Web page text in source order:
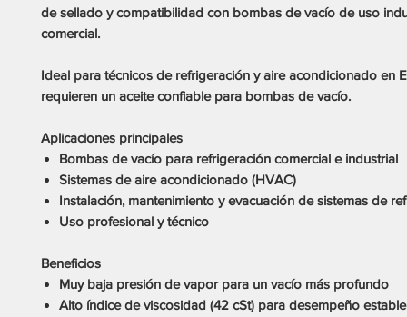
de sellado y compatibilidad con bombas de vacío de uso
comercial.
Ideal para técnicos de refrigeración y aire acondicionado en
requieren un aceite confiable para bombas de vacío.
Aplicaciones principales
Bombas de vacío para refrigeración comercial e industrial
Sistemas de aire acondicionado (HVAC)
Instalación, mantenimiento y evacuación de sistemas de
Uso profesional y técnico
Beneficios
Muy baja presión de vaporpara un vacío más profundo
Alto índice de viscosidad (42 cSt) para desempeño estable